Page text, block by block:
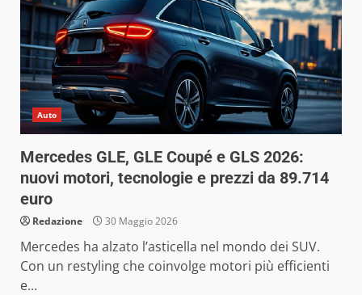
Auto
Mercedes GLE, GLE Coupé e GLS 2026:
nuovi motori, tecnologie e prezzi da 89.714
euro
Redazione 30 Maggio 2026
Mercedes ha alzato l’asticella nel mondo dei SUV.
Con un restyling che coinvolge motori più efficienti
e...